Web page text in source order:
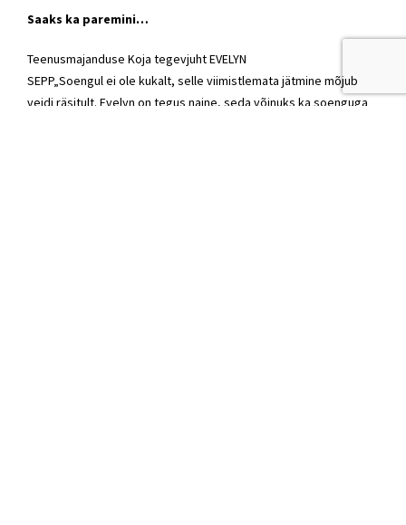
Saaks ka paremini…
Teenusmajanduse Koja tegevjuht EVELYN
SEPP„Soengul ei ole kukalt, selle viimistlemata jätmine mõjub
veidi räsitult. Evelyn on tegus naine, seda võinuks ka soenguga